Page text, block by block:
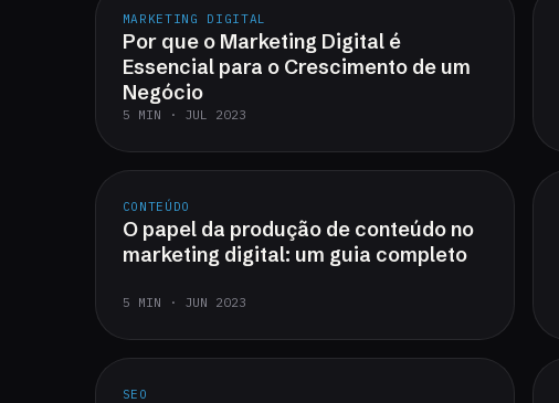
MARKETING DIGITAL
Por que o Marketing Digital é
Essencial para o Crescimento de um
Negócio
5 MIN · JUL 2023
CONTEÚDO
O papel da produção de conteúdo no
marketing digital: um guia completo
5 MIN · JUN 2023
SEO